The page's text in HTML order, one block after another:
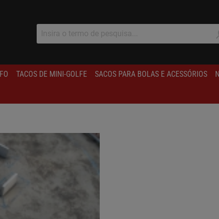
TACOS DE MINI-GOLFE SACOS PARA BOLAS E ACESSÓRIOS